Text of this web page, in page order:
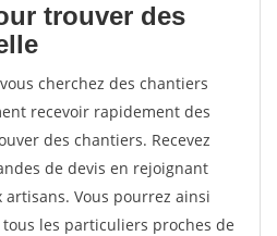
trouver des
cherchez des chantiers
recevoir rapidement des
des chantiers. Recevez
de devis en rejoignant
Vous pourrez ainsi
les particuliers proches de